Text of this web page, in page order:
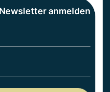
anmelden